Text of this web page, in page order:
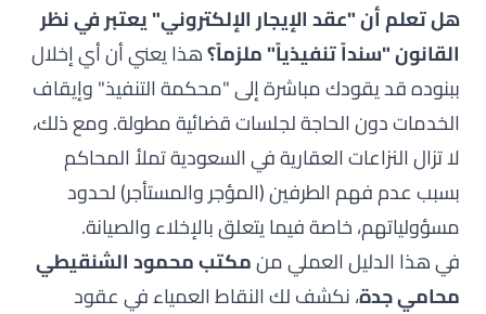
هل تعلم أن "عقد الإيجار الإلكتروني" يعتبر في نظر
القانون "سنداً تنفيذياً" ملزماً؟هذا يعني أن أي إخلال
ببنوده قد يقودك مباشرة إلى "محكمة التنفيذ" وإيقاف
الخدمات دون الحاجة لجلسات قضائية مطولة. ومع ذلك،
لا تزال النزاعات العقارية في السعودية تملأ المحاكم
بسبب عدم فهم الطرفين (المؤجر والمستأجر) لحدود
مسؤولياتهم، خاصة فيما يتعلق بالإخلاء والصيانة.
في هذا الدليل العملي منمكتبمحمود الشنقيطي
محامي جدة، نكشف لك النقاط العمياء في عقود